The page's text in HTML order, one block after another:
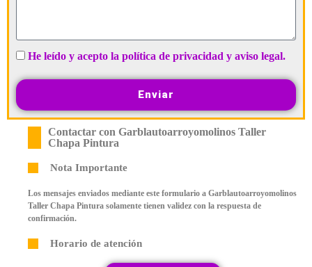
He leído y acepto la política de privacidad y aviso legal.
Enviar
Contactar con Garblautoarroyomolinos Taller
Chapa Pintura
Nota Importante
Los mensajes enviados mediante este formulario a Garblautoarroyomolinos
Taller Chapa Pintura solamente tienen validez con la respuesta de
confirmación.
Horario de atención